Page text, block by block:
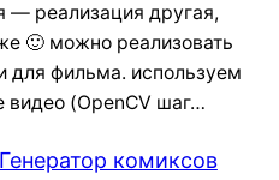
— реализация другая,
🙂 можно реализовать
для фильма. используем
видео (OpenCV шаг…
Генератор комиксов